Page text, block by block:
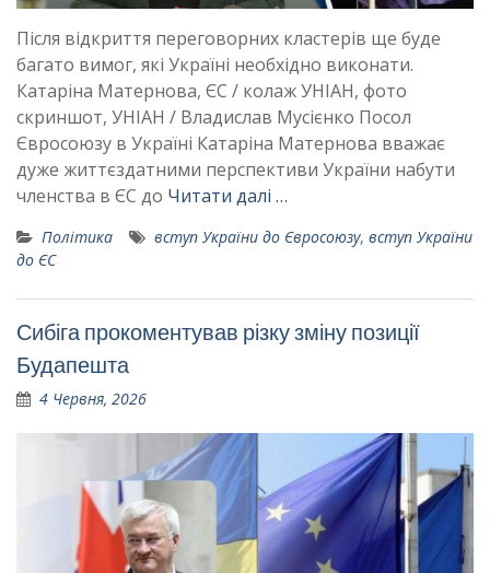
Після відкриття переговорних кластерів ще буде
багато вимог, які Україні необхідно виконати.
Катаріна Матернова, ЄС / колаж УНІАН, фото
скриншот, УНІАН / Владислав Мусієнко Посол
Євросоюзу в Україні Катаріна Матернова вважає
дуже життєздатними перспективи України набути
членства в ЄС до Читати далі …
Політика вступ України до Євросоюзу, вступ України
до ЄС
Сибіга прокоментував різку зміну позиції
Будапешта
4 Червня, 2026